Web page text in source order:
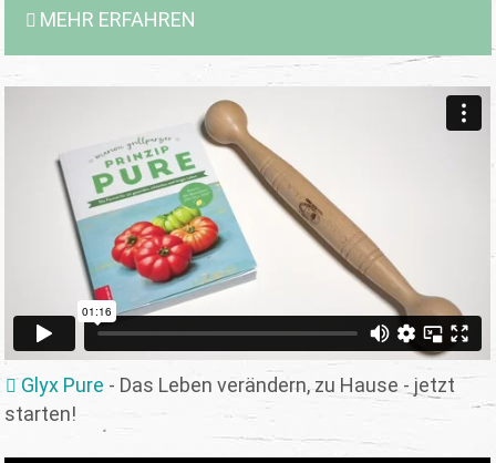
MEHR ERFAHREN
Glyx Pure - Das Leben verändern, zu Hause - jetzt
starten!